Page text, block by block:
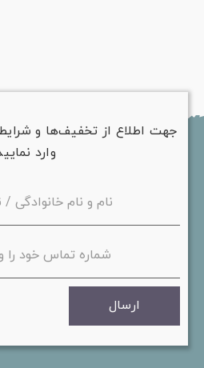
جهت اطلاع از تخفیف‌ها و
وارد
ارسال